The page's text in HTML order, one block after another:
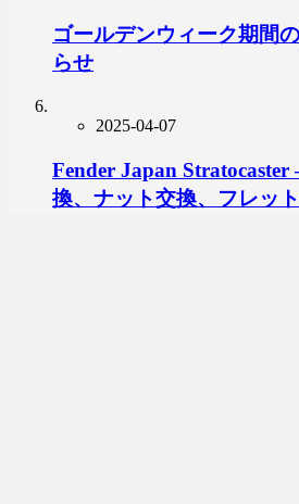
ゴールデンウィーク期間
らせ
2025-04-07
Fender Japan
換、ナット交換、フレッ